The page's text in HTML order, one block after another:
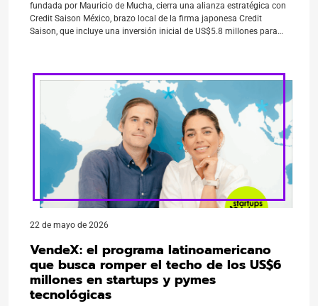
fundada por Mauricio de Mucha, cierra una alianza estratégica con
Credit Saison México, brazo local de la firma japonesa Credit
Saison, que incluye una inversión inicial de US$5.8 millones para
22 de mayo de 2026
VendeX: el programa latinoamericano
que busca romper el techo de los US$6
millones en startups y pymes
tecnológicas